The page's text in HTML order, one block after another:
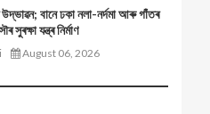
বানে ঢকা নলা-নৰ্দমা আৰু গাঁতৰ
সুৰক্ষা যন্ত্ৰ নিৰ্মাণ
August 06, 2026